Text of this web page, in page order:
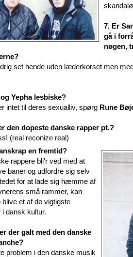
7. Er
gå i
nøgen,
set hende uden læderkorset men
Yepha lesbiske?
intet til deres sexualliv, spørg Rune
den dopeste danske rapper pt.?
(real reconize real)
en fremtid?
rappere bli'r ved med at
baner og udfordre sig selv
for at lade sig hæmme af
små rammer, kan
blive et af de vigtigste
i dansk kultur.
der galt med den danske
problem i den danske musik